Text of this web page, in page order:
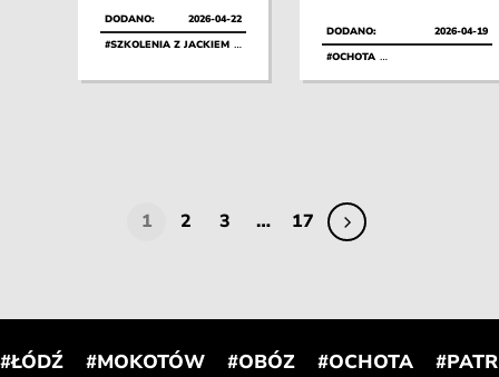
DODANO:
2026-04-22
#SZKOLENIA Z JACKIEM
#ZAKOŃCZONE
DODANO:
2026-04-19
#OCHOTA
#SZKOLENIA Z
1 2 3 … 17
#ŁÓDŹ #MOKOTÓW #OBÓZ #OCHOTA